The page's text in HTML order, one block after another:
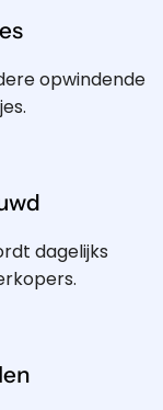
opwindende
dagelijks